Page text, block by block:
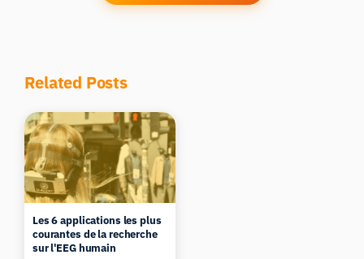
Related Posts
Les 6 applications les plus
courantes de la recherche
sur l'EEG humain